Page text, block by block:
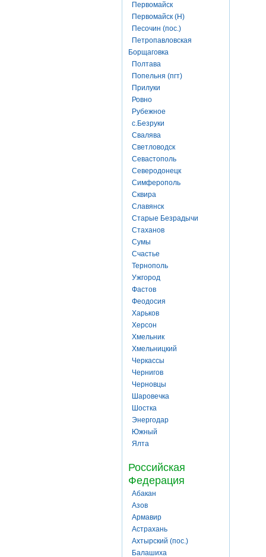
Первомайск
Первомайск (Н)
Песочин (пос.)
Петропавловская
Борщаговка
Полтава
Попельня (пгт)
Прилуки
Ровно
Рубежное
с.Безруки
Свалява
Светловодск
Севастополь
Северодонецк
Симферополь
Сквира
Славянск
Старые Безрадычи
Стаханов
Сумы
Счастье
Тернополь
Ужгород
Фастов
Феодосия
Харьков
Херсон
Хмельник
Хмельницкий
Черкассы
Чернигов
Черновцы
Шаровечка
Шостка
Энергодар
Южный
Ялта
Российская
Федерация
Абакан
Азов
Армавир
Астрахань
Ахтырский (пос.)
Балашиха